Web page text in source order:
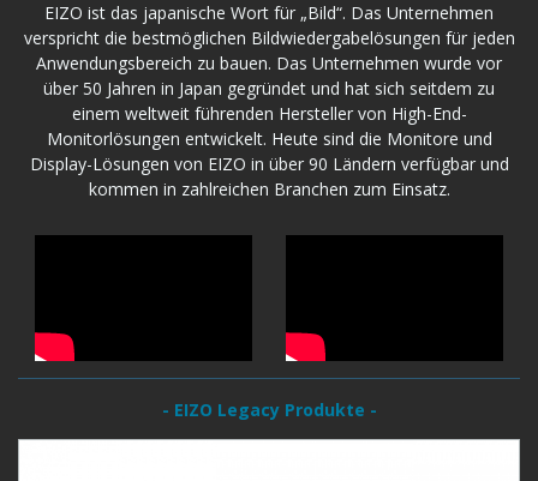
EIZO ist das japanische Wort für „Bild“. Das Unternehmen
verspricht die bestmöglichen Bildwiedergabelösungen für jeden
Anwendungsbereich zu bauen. Das Unternehmen wurde vor
über 50 Jahren in Japan gegründet und hat sich seitdem zu
einem weltweit führenden Hersteller von High-End-
Monitorlösungen entwickelt. Heute sind die Monitore und
Display-Lösungen von EIZO in über 90 Ländern verfügbar und
kommen in zahlreichen Branchen zum Einsatz.
- EIZO Legacy Produkte -